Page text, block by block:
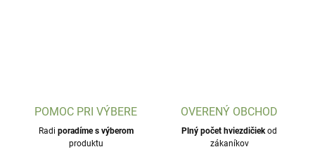
POMOC PRI VÝBERE
Radi poradíme s výberom
produktu
OVERENÝ OBCHOD
Plný počet hviezdičiekod
zákaníkov